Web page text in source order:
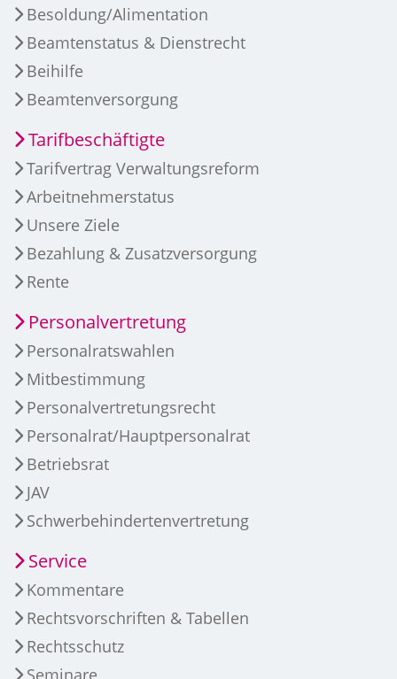
Besoldung/Alimentation
Beamtenstatus & Dienstrecht
Beihilfe
Beamtenversorgung
Tarifbeschäftigte
Tarifvertrag Verwaltungsreform
Arbeitnehmerstatus
Unsere Ziele
Bezahlung & Zusatzversorgung
Rente
Personalvertretung
Personalratswahlen
Mitbestimmung
Personalvertretungsrecht
Personalrat/Hauptpersonalrat
Betriebsrat
JAV
Schwerbehindertenvertretung
Service
Kommentare
Rechtsvorschriften & Tabellen
Rechtsschutz